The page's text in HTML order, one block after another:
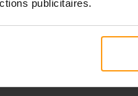
publicitaires.
Latillé